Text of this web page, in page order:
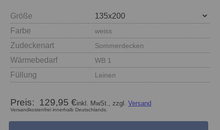
Größe
Farbe
weiss
Zudeckenart Sommerdecken
Wärmebedarf WB 1
Füllung Leinen
Preis: 129,95 €inkl. MwSt., zzgl. Versand
Versandkostenfrei innerhalb Deutschlands.